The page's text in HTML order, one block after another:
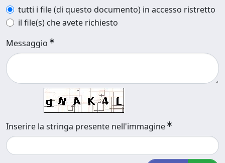
tutti i file (di questo documento) in accesso ristretto
il file(s) che avete richiesto
Messaggio
Inserire la stringa presente nell'immagine